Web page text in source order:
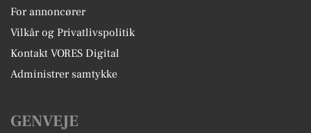
For annoncører
Vilkår og Privatlivspolitik
Kontakt VORES Digital
Administrer samtykke
GENVEJE